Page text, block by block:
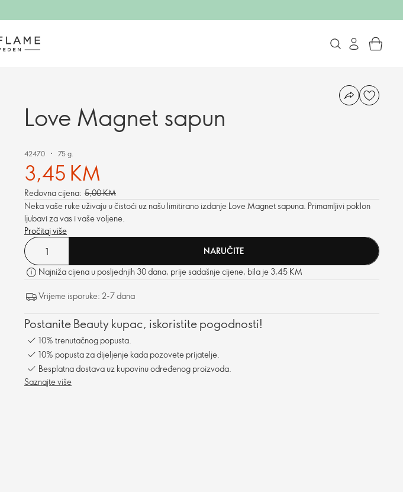
Love Magnet sapun
42470 75 g.
3,45 KM
Redovna cijena: 5,00 KM
Neka vaše ruke uživaju u čistoći uz našu limitirano izdanje Love Magnet sapuna. Primamljivi poklon
ljubavi za vas i vaše voljene.
Pročitaj više
NARUČITE
Najniža cijena u posljednjih 30 dana, prije sadašnje cijene, bila je 3,45 KM
Vrijeme isporuke: 2-7 dana
Postanite Beauty kupac, iskoristite pogodnosti!
10% trenutačnog popusta.
10% popusta za dijeljenje kada pozovete prijatelje.
Besplatna dostava uz kupovinu određenog proizvoda.
Saznajte više